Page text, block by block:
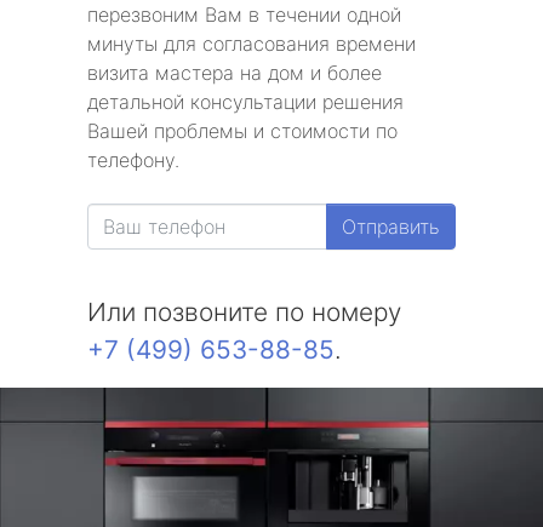
перезвоним Вам в течении одной
минуты для согласования времени
визита мастера на дом и более
детальной консультации решения
Вашей проблемы и стоимости по
телефону.
Отправить
Или позвоните по номеру
+7 (499) 653-88-85.